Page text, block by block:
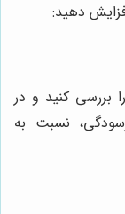
دهید:
بررسی کنید و در
نسبت به